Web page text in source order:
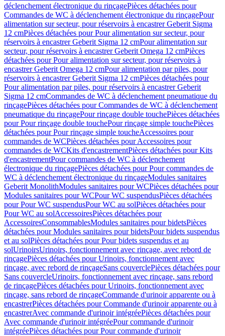
déclenchement électronique du rinçagePièces détachées pour
Commandes de WC à déclenchement électronique du rinçagePour
alimentation sur secteur, pour réservoirs à encastrer Geberit Sigma
12 cmPièces détachées pour Pour alimentation sur secteur, pour
réservoirs à encastrer Geberit Sigma 12 cmPour alimentation sur
secteur, pour réservoirs à encastrer Geberit Omega 12 cmPièces
détachées pour Pour alimentation sur secteur, pour réservoirs à
encastrer Geberit Omega 12 cmPour alimentation par piles, pour
réservoirs à encastrer Geberit Sigma 12 cmPièces détachées pour
Pour alimentation par piles, pour réservoirs à encastrer Geberit
Sigma 12 cmCommandes de WC à déclenchement pneumatique du
rinçagePièces détachées pour Commandes de WC à déclenchement
pneumatique du rinçagePour rinçage double touchePièces détachées
pour Pour rinçage double touchePour rinçage simple touchePièces
détachées pour Pour rinçage simple toucheAccessoires pour
commandes de WCPièces détachées pour Accessoires pour
commandes de WCKits d'encastrementPièces détachées pour Kits
d'encastrementPour commandes de WC à déclenchement
électronique du rinçagePièces détachées pour Pour commandes de
WC à déclenchement électronique du rinçageModules sanitaires
Geberit MonolithModules sanitaires pour WCPièces détachées pour
Modules sanitaires pour WCPour WC suspendusPièces détachées
pour Pour WC suspendusPour WC au solPièces détachées pour
Pour WC au solAccessoiresPièces détachées pour
AccessoiresConsommablesModules sanitaires pour bidetsPièces
détachées pour Modules sanitaires pour bidetsPour bidets suspendus
et au solPièces détachées pour Pour bidets suspendus et au
solUrinoirsUrinoirs, fonctionnement avec rinçage, avec rebord de
rinçagePièces détachées pour Urinoirs, fonctionnement avec
rinçage, avec rebord de rinçageSans couverclePièces détachées pour
Sans couvercleUrinoirs, fonctionnement avec rinçage, sans rebord
de rinçagePièces détachées pour Urinoirs, fonctionnement avec
rinçage, sans rebord de rinçageCommande d'urinoir apparente ou à
encastrerPièces détachées pour Commande d'urinoir apparente ou à
encastrerAvec commande d'urinoir intégréePièces détachées pour
Avec commande d'urinoir intégréePour commande d'urinoir
intégréePièces détachées pour Pour commande d'urinoir